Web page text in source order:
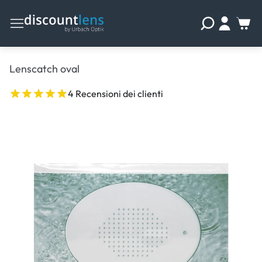
Lenscatch oval
4 Recensioni dei clienti